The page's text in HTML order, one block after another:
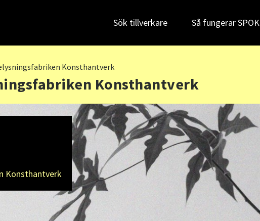
Sök tillverkare Så fungerar SPOK
Konsthantverk
Konsthantverk
Konsthantverk